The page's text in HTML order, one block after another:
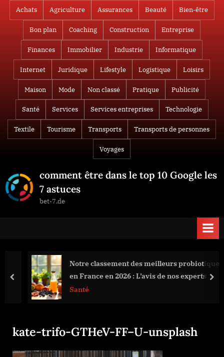
Achats Agriculture Assurances Beauté Bien-être
Bon plan Coaching Construction Entreprise
Finances Immobilier Industrie Informatique
Internet Juridique Lifestyle Logistique Loisirs
Maison Mode Non classé Pratique Publicité
Santé Services Services entreprises Technologie
Textile Tourisme Transports Transports de personnes
Voyages
comment être dans le top 10 Google les
7 astuces
bet-7.de
Notre classement des meilleurs probiotiques
en France en 2026 : L’avis de nos experts
Santé
prev
kate-trifo-GTHeV-FF–U-unsplash